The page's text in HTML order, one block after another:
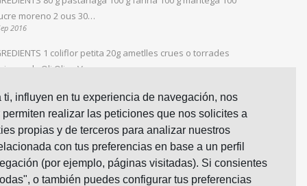
ti, influyen en tu experiencia de navegación, nos
realizar las peticiones que nos solicites a
propias y de terceros para analizar nuestros
con tus preferencias en base a un perfil
(por ejemplo, páginas visitadas). Si consientes
o también puedes configurar tus preferencias
moreno 2 ous 30…
2016
1 coliflor petita 20g ametlles crues o torrades
en pols Oli Oliva Verge…
2 carxofes Mitja ceba 2 grans d’all 2
de penjar 30 grams de sobrassada 2…
2016